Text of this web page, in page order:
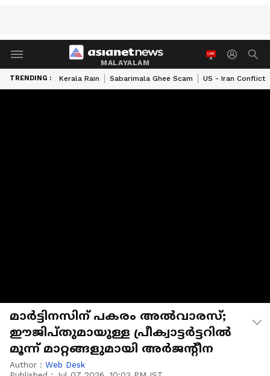
MALAYALAM
TRENDING : Kerala Rain Sabarimala Ghee Scam US - Iran Conflict
മാർട്ടിനസിന് പകരം അൽവാരസ്;
ഈജിപ്തുമായുള്ള പ്രീക്വാട്ടർട്ടറിൽ
മൂന്ന് മാറ്റങ്ങളുമായി അർജന്റീന
Author : Web Desk